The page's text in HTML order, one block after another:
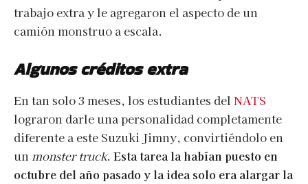
trabajo extra y le agregaron el aspecto de un
camión monstruo a escala.
Algunos créditos extra
En tan solo 3 meses, los estudiantes del NATS
lograron darle una personalidad completamente
diferente a este Suzuki Jimny, convirtiéndolo en
un monster truck. Esta tarea la habían puesto en
octubre del año pasado y la idea solo era alargar la